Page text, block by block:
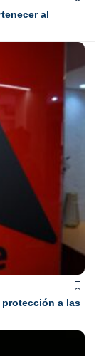
al
a las